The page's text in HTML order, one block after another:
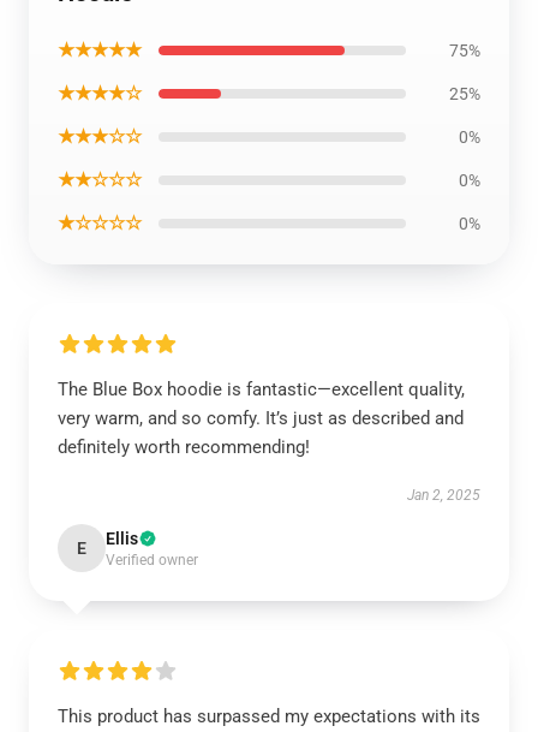
★★★★★ 75%
★★★★☆ 25%
★★★☆☆ 0%
★★☆☆☆ 0%
★☆☆☆☆ 0%
The Blue Box hoodie is fantastic—excellent quality,
very warm, and so comfy. It’s just as described and
definitely worth recommending!
Jan 2, 2025
E Ellis
Verified owner
This product has surpassed my expectations with its